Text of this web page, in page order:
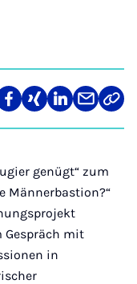
Teilen
auf
Teilen
auf
Teilen
auf
Teilen
über
Link
genügt“ zum
Männerbastion?“
Gespräch mit
in